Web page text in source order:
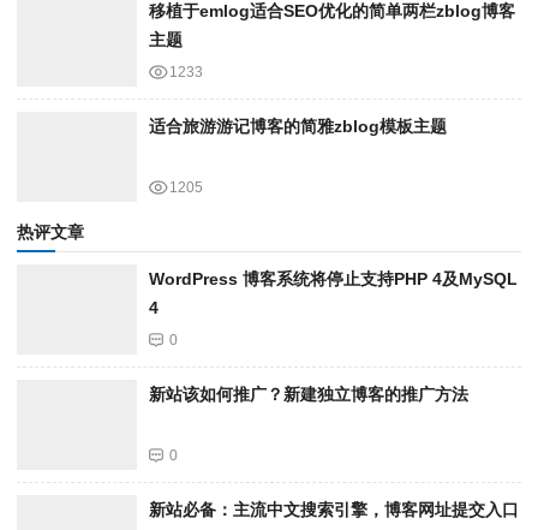
移植于emlog适合SEO优化的简单两栏zblog博客
主题
1233
适合旅游游记博客的简雅zblog模板主题
1205
热评文章
WordPress 博客系统将停止支持PHP 4及MySQL
4
0
新站该如何推广？新建独立博客的推广方法
0
新站必备：主流中文搜索引擎，博客网址提交入口